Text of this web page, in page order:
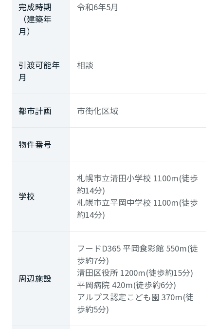
完成時期
（建築年
月）
令和6年5月
引渡可能年
月
相談
都市計画 市街化区域
物件番号
学校
札幌市立清田小学校 1100m(徒歩
約14分)
札幌市立平岡中学校 1100m(徒歩
約14分)
周辺施設
フードD365 平岡食彩館 550m(徒
歩約7分)
清田区役所 1200m(徒歩約15分)
平岡病院420m(徒歩約6分)
アルプス認定こども園370m(徒
歩約5分)